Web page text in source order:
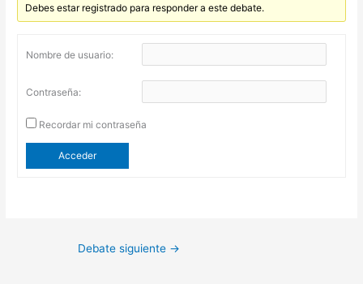
Debes estar registrado para responder a este debate.
Nombre de usuario:
Contraseña:
Recordar mi contraseña
Acceder
Debate siguiente →